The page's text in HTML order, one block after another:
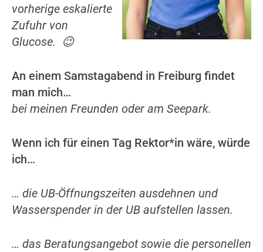
vorherige eskalierte
Zufuhr von
Glucose. 😉
An einem Samstagabend in Freiburg findet
man mich…
bei meinen Freunden oder am Seepark.
Wenn ich für einen Tag Rektor*in wäre, würde
ich…
… die UB-Öffnungszeiten ausdehnen und
Wasserspender in der UB aufstellen lassen.
… das Beratungsangebot sowie die personellen